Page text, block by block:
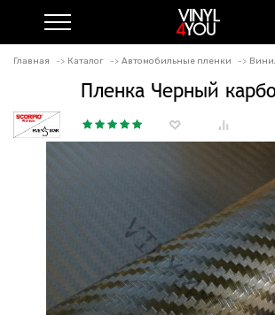
Главная Каталог Автомобильные пленки
Пленка Черный